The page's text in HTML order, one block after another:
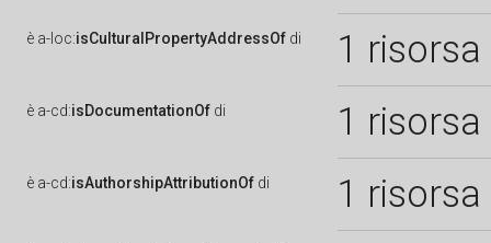
è a-loc:isCulturalPropertyAddressOf di 1 risorsa
è a-cd:isDocumentationOf di 1 risorsa
è a-cd:isAuthorshipAttributionOf di 1 risorsa